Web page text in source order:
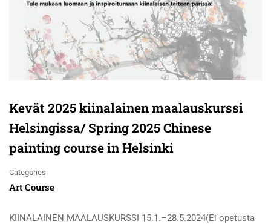
Kevät 2025 kiinalainen maalauskurssi
Helsingissa/ Spring 2025 Chinese
painting course in Helsinki
Categories
Art Course
KIINALAINEN MAALAUSKURSSI 15.1.–28.5.2024(Ei opetusta